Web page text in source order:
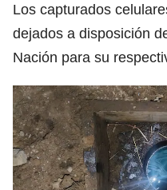
Los capturados
dejados a disposición
Nación para su